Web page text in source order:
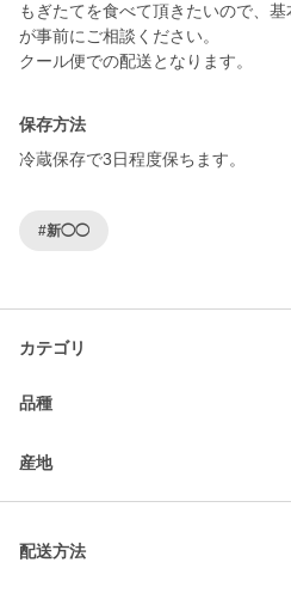
もぎたてを食べて頂きたいので、
が事前にご相談ください。
クール便での配送となります。
保存方法
冷蔵保存で3日程度保ちます。
#新◯◯
カテゴリ
品種
産地
配送方法